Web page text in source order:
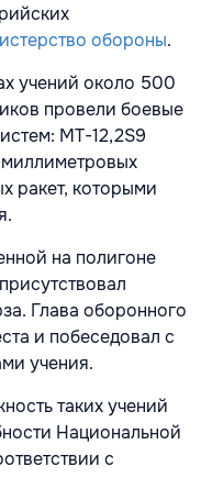
обороны.
учений около 500
провели боевые
МТ-12,2S9
ракет, которыми
на полигоне
Глава оборонного
и побеседовал с
учения.
таких учений
Национальной
с